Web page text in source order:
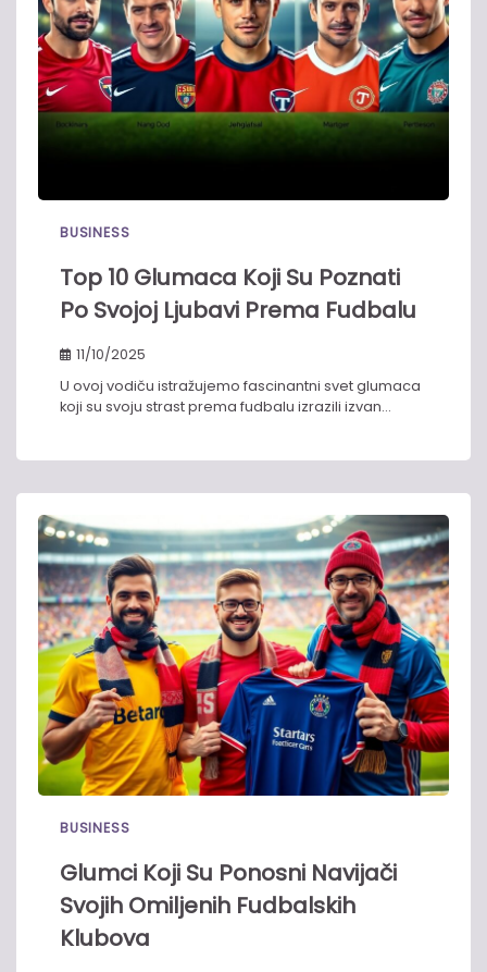
BUSINESS
Top 10 Glumaca Koji Su Poznati
Po Svojoj Ljubavi Prema Fudbalu
11/10/2025
U ovoj vodiču istražujemo fascinantni svet glumaca
koji su svoju strast prema fudbalu izrazili izvan…
BUSINESS
Glumci Koji Su Ponosni Navijači
Svojih Omiljenih Fudbalskih
Klubova